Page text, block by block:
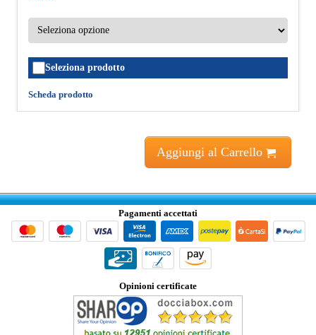
Seleziona prodotto
Scheda prodotto
Aggiungi al Carrello
Pagamenti accettati
Opinioni certificate